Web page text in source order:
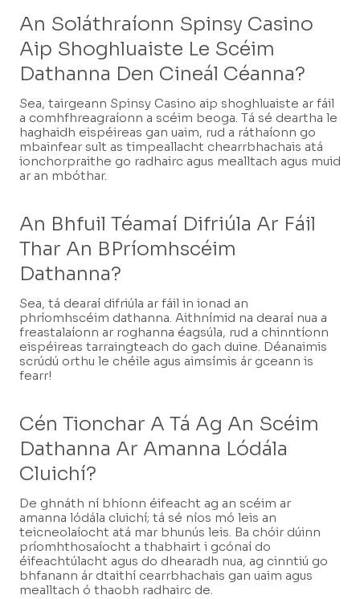
An Soláthraíonn Spinsy Casino
Aip Shoghluaiste Le Scéim
Dathanna Den Cineál Céanna?
Sea, tairgeann Spinsy Casino aip shoghluaiste ar fáil
a comhfhreagraíonn a scéim beoga. Tá sé deartha le
haghaidh eispéireas gan uaim, rud a ráthaíonn go
mbainfear sult as timpeallacht chearrbhachais atá
ionchorpraithe go radhairc agus mealltach agus muid
ar an mbóthar.
An Bhfuil Téamaí Difriúla Ar Fáil
Thar An BPríomhscéim
Dathanna?
Sea, tá dearaí difriúla ar fáil in ionad an
phríomhscéim dathanna. Aithnímid na dearaí nua a
freastalaíonn ar roghanna éagsúla, rud a chinntíonn
eispéireas tarraingteach do gach duine. Déanaimis
scrúdú orthu le chéile agus aimsímis ár gceann is
fearr!
Cén Tionchar A Tá Ag An Scéim
Dathanna Ar Amanna Lódála
Cluichí?
De ghnáth ní bhíonn éifeacht ag an scéim ar
amanna lódála cluichí; tá sé níos mó leis an
teicneolaíocht atá mar bhunús leis. Ba chóir dúinn
príomhthosaíocht a thabhairt i gcónaí do
éifeachtúlacht agus do dhearadh nua, ag cinntiú go
bhfanann ár dtaithí cearrbhachais gan uaim agus
mealltach ó thaobh radhairc de.